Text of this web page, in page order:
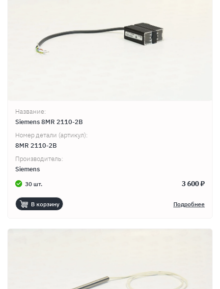
Название:
Siemens 8MR 2110-2B
Номер детали (артикул):
8MR 2110-2B
Производитель:
Siemens
30 шт. 3 600 ₽
В корзину Подробнее